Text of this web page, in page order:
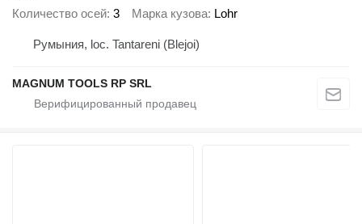
Количество осей 3 Марка кузова Lohr
Румыния, loc. Tantareni (Blejoi)
MAGNUM TOOLS RP SRL